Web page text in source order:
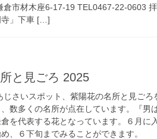
市材木座6-17-19 TEL0467-22-0603
寺」下車 […]
と見ごろ 2025
さいスポット、紫陽花の名所と見ごろ
数多くの名所が点在しています。『男
を代表する花となっています。６月に
、６下旬までみることができます。